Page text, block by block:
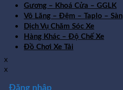
Gương – Khoá Cửa – GGLK
Vô Lăng – Đệm – Taplo – Sàn
Dịch Vụ Chăm Sóc Xe
Hàng Khác – Độ Chế Xe
Đồ Chơi Xe Tải
x
x
Đăng nhập